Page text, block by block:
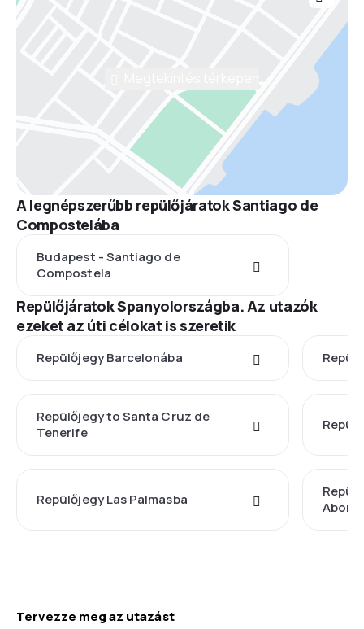
A legnépszerűbb repülőjáratok Santiago de
Compostelába
Budapest - Santiago de
Compostela
Repülőjáratok Spanyolországba. Az utazók
ezeket az úti célokat is szeretik
Repülőjegy Barcelonába
Repülőjegy to Santa Cruz de
Tenerife
Repülőjegy Las Palmasba
Tervezze meg az utazást